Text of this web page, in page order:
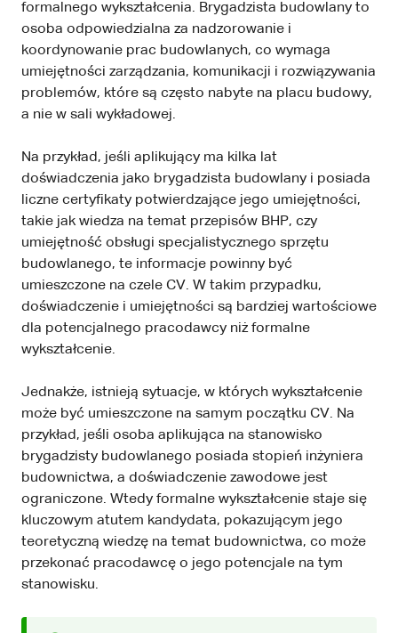
formalnego wykształcenia. Brygadzista budowlany to
osoba odpowiedzialna za nadzorowanie i
koordynowanie prac budowlanych, co wymaga
umiejętności zarządzania, komunikacji i rozwiązywania
problemów, które są często nabyte na placu budowy,
a nie w sali wykładowej.
Na przykład, jeśli aplikujący ma kilka lat
doświadczenia jako brygadzista budowlany i posiada
liczne certyfikaty potwierdzające jego umiejętności,
takie jak wiedza na temat przepisów BHP, czy
umiejętność obsługi specjalistycznego sprzętu
budowlanego, te informacje powinny być
umieszczone na czele CV. W takim przypadku,
doświadczenie i umiejętności są bardziej wartościowe
dla potencjalnego pracodawcy niż formalne
wykształcenie.
Jednakże, istnieją sytuacje, w których wykształcenie
może być umieszczone na samym początku CV. Na
przykład, jeśli osoba aplikująca na stanowisko
brygadzisty budowlanego posiada stopień inżyniera
budownictwa, a doświadczenie zawodowe jest
ograniczone. Wtedy formalne wykształcenie staje się
kluczowym atutem kandydata, pokazującym jego
teoretyczną wiedzę na temat budownictwa, co może
przekonać pracodawcę o jego potencjale na tym
stanowisku.